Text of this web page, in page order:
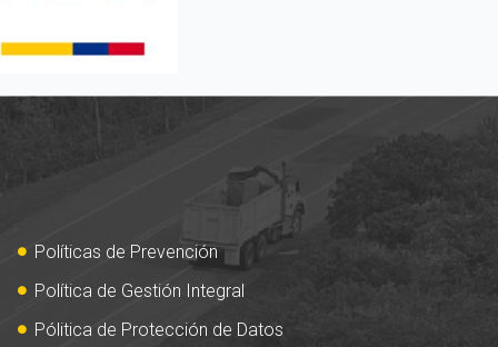
Políticas de Prevención
Política de Gestión Integral
Pólitica de Protección de Datos